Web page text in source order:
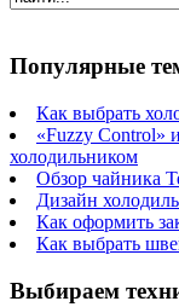
Популярные
Как выбрать
«Fuzzy Control»
холодильником
Обзор чайника
Дизайн
Как оформить
Как выбрать
Выбираем